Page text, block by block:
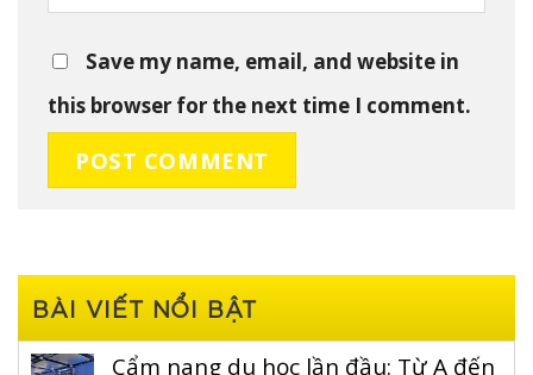
Save my name, email, and website in
this browser for the next time I comment.
BÀI VIẾT NỔI BẬT
Cẩm nang du học lần đầu: Từ A đến